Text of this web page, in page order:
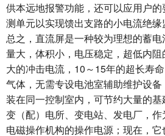
供本远地报警功能，还可以应用户
测单元以实现馈出支路的小电流绝缘
总之，直流屏是一种较为理想的蓄
量大，体积小，电压稳定，超低内
大的冲击电流，10～15年的超长寿
气体，无需专设电池室辅助维护设
装在同一控制室内，可节约大量的
变（配）电所、变电站、发电厂，作
电磁操作机构的操作电源；现在，